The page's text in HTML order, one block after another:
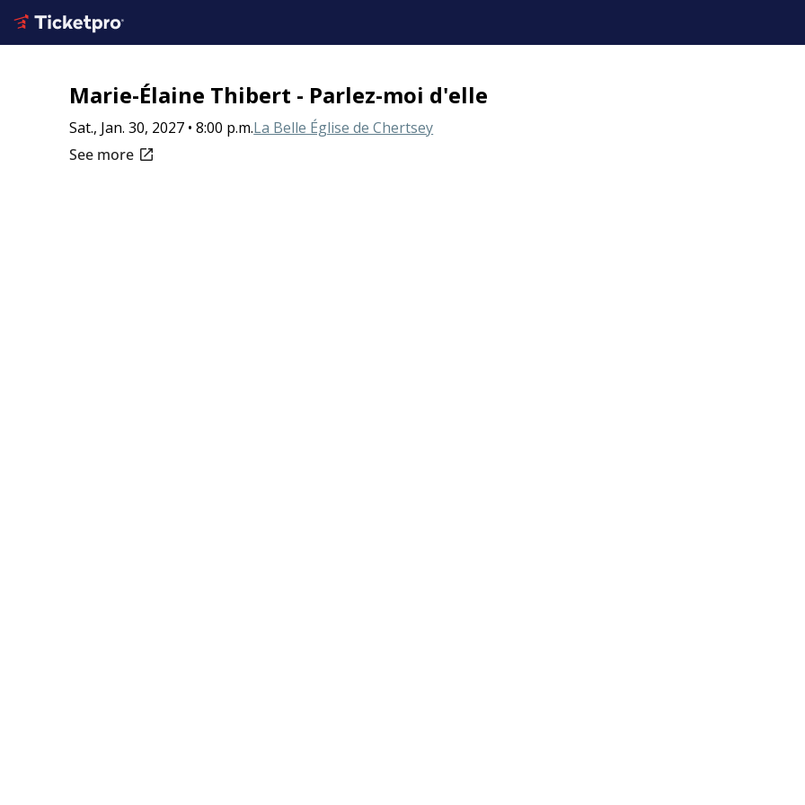
Marie-Élaine Thibert - Parlez-moi d'elle
Sat., Jan. 30, 2027 • 8:00 p.m.La Belle Église de Chertsey
open_in_new
See more